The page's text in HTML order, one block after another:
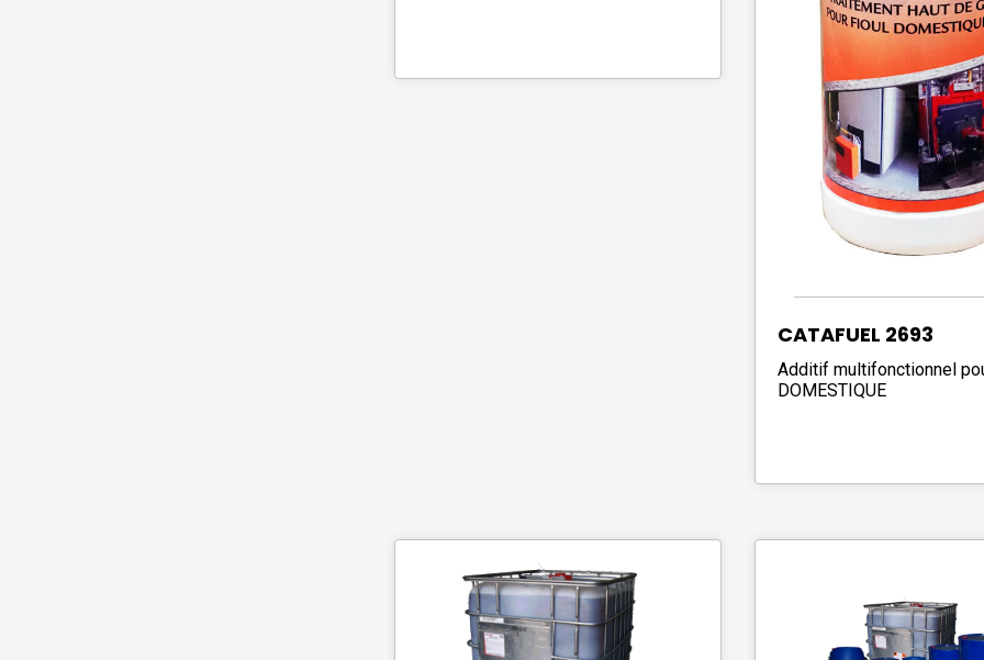
CATAFUEL 2693
Additif multifonctionnel
DOMESTIQUE